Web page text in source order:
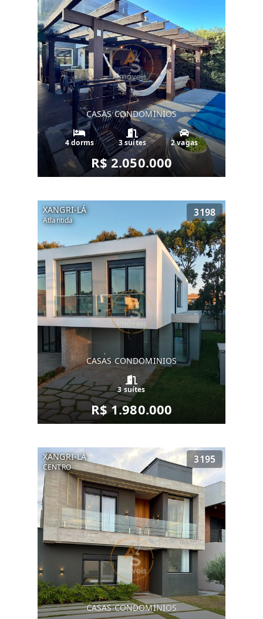
CASAS CONDOMINIOS
4 dorms 3 suítes 2 vagas
R$ 2.050.000
XANGRI-LÁ
Atlantida
3198
CASAS CONDOMINIOS
3 suítes
R$ 1.980.000
XANGRI-LÁ
CENTRO
3195
CASAS CONDOMINIOS